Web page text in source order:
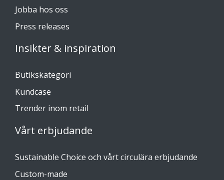
Jobba hos oss
Press releases
Insikter & inspiration
Butikskategori
Kundcase
Trender inom retail
Vårt erbjudande
Sustainable Choice och vårt circulära erbjudande
Custom-made